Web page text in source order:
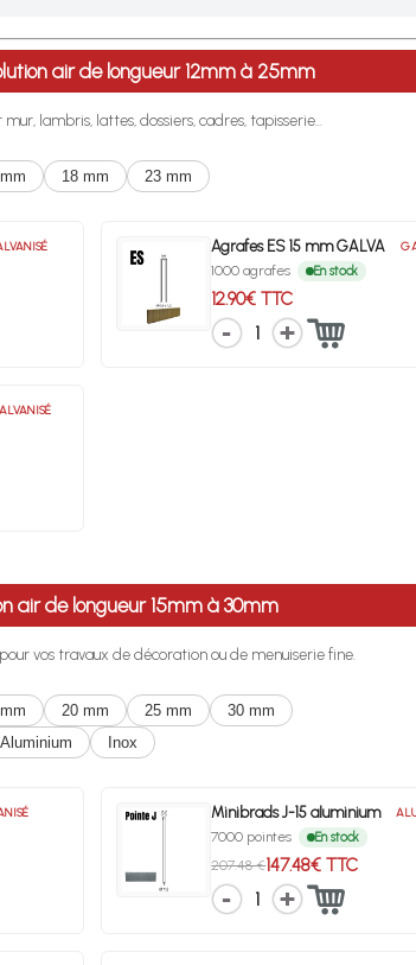
métropolitaine dès l'achat de 4 sachets ou boîtes
air de longueur 12mm à 25mm
lambris, lattes, dossiers, cadres, tapisserie...
18 mm 23 mm
Agrafes ES 15 mm GALVA
1000 agrafes En stock
12.90€ TTC
1
air de longueur 15mm à 30mm
vos travaux de décoration ou de menuiserie fine.
20 mm 25 mm
30 mm
Aluminium Inox
Minibrads J-15 aluminium
7000 pointes En stock
207.48 €147.48€ TTC
1